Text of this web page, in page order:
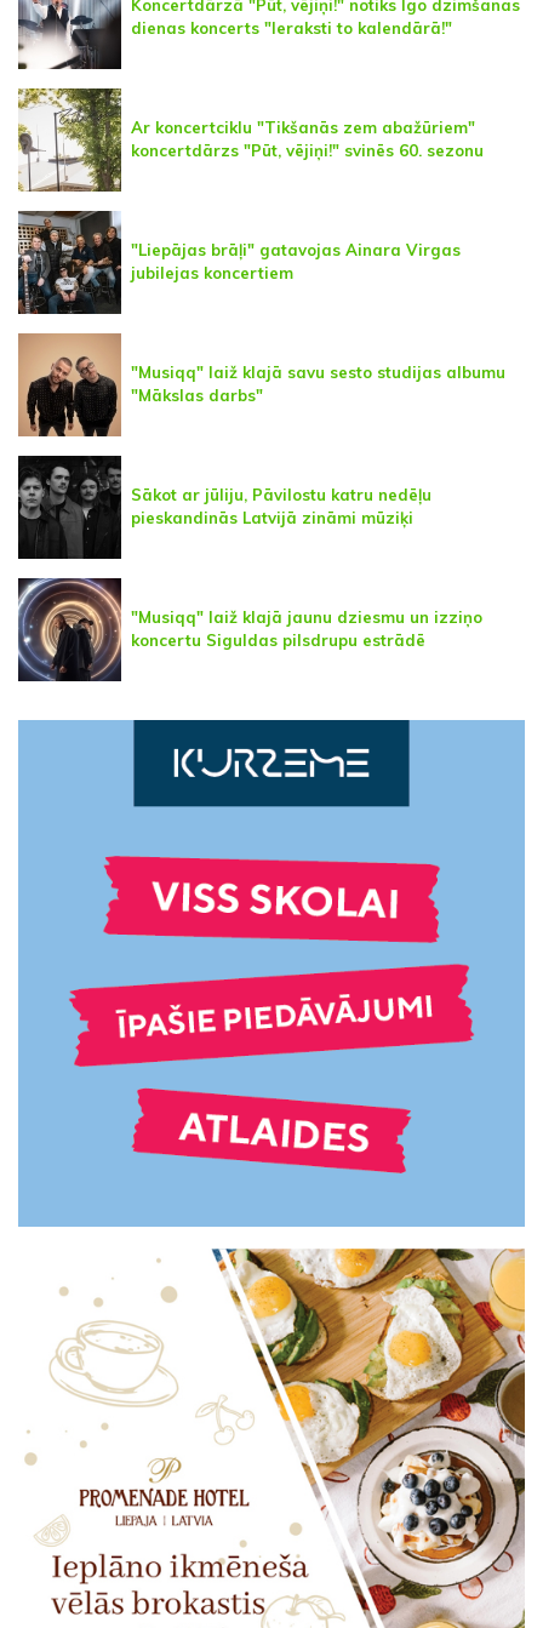
Koncertdārzā "Pūt, vējiņi!" notiks Igo dzimšanas
dienas koncerts "Ieraksti to kalendārā!"
Ar koncertciklu "Tikšanās zem abažūriem"
koncertdārzs "Pūt, vējiņi!" svinēs 60. sezonu
"Liepājas brāļi" gatavojas Ainara Virgas
jubilejas koncertiem
"Musiqq" laiž klajā savu sesto studijas albumu
"Mākslas darbs"
Sākot ar jūliju, Pāvilostu katru nedēļu
pieskandinās Latvijā zināmi mūziķi
"Musiqq" laiž klajā jaunu dziesmu un izziņo
koncertu Siguldas pilsdrupu estrādē